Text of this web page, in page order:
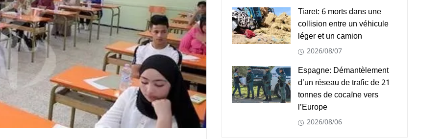
Tiaret: 6 morts dans une
collision entre un véhicule
léger et un camion
2026/08/07
Espagne: Démantèlement
d’un réseau de trafic de 21
tonnes de cocaïne vers
l’Europe
2026/08/06